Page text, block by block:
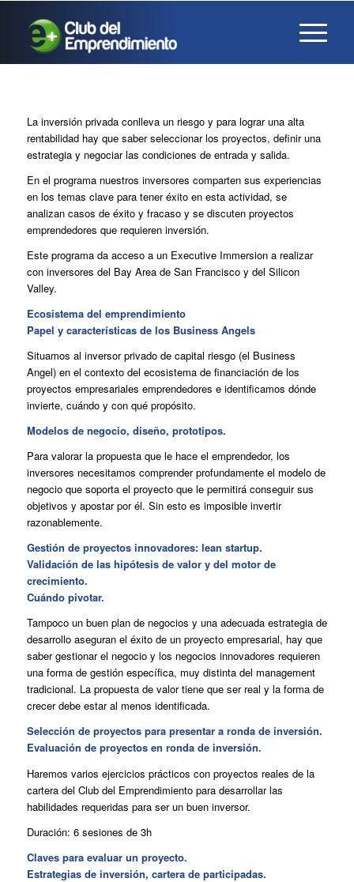
La inversión privada conlleva un riesgo y para lograr una alta
rentabilidad hay que saber seleccionar los proyectos, definir una
estrategia y negociar las condiciones de entrada y salida.
En el programa nuestros inversores comparten sus experiencias
en los temas clave para tener éxito en esta actividad, se
analizan casos de éxito y fracaso y se discuten proyectos
emprendedores que requieren inversión.
Este programa da acceso a un Executive Immersion a realizar
con inversores del Bay Area de San Francisco y del Silicon
Valley.
Ecosistema del emprendimiento
Papel y características de los Business Angels
Situamos al inversor privado de capital riesgo (el Business
Angel) en el contexto del ecosistema de financiación de los
proyectos empresariales emprendedores e identificamos dónde
invierte, cuándo y con qué propósito.
Modelos de negocio, diseño, prototipos.
Para valorar la propuesta que le hace el emprendedor, los
inversores necesitamos comprender profundamente el modelo de
negocio que soporta el proyecto que le permitirá conseguir sus
objetivos y apostar por él. Sin esto es imposible invertir
razonablemente.
Gestión de proyectos innovadores: lean startup.
Validación de las hipótesis de valor y del motor de
crecimiento.
Cuándo pivotar.
Tampoco un buen plan de negocios y una adecuada estrategia de
desarrollo aseguran el éxito de un proyecto empresarial, hay que
saber gestionar el negocio y los negocios innovadores requieren
una forma de gestión específica, muy distinta del management
tradicional. La propuesta de valor tiene que ser real y la forma de
crecer debe estar al menos identificada.
Selección de proyectos para presentar a ronda de inversión.
Evaluación de proyectos en ronda de inversión.
Haremos varios ejercicios prácticos con proyectos reales de la
cartera del Club del Emprendimiento para desarrollar las
habilidades requeridas para ser un buen inversor.
Duración: 6 sesiones de 3h
Claves para evaluar un proyecto.
Estrategias de inversión, cartera de participadas.